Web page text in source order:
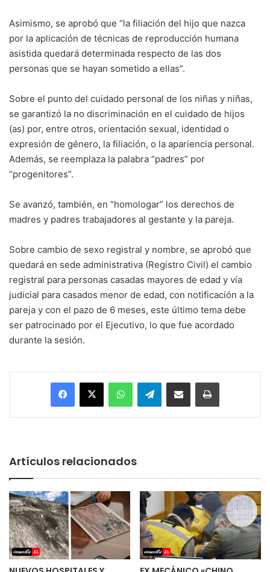
Asimismo, se aprobó que “la filiación del hijo que nazca
por la aplicación de técnicas de reproducción humana
asistida quedará determinada respecto de las dos
personas que se hayan sometido a ellas”.
Sobre el punto del cuidado personal de los niñas y niñas,
se garantizó la no discriminación en el cuidado de hijos
(as) por, entre otros, orientación sexual, identidad o
expresión de género, la filiación, o la apariencia personal.
Además, se reemplaza la palabra “padres” por
“progenitores”.
Se avanzó, también, en “homologar” los derechos de
madres y padres trabajadores al gestante y la pareja.
Sobre cambio de sexo registral y nombre, se aprobó que
quedará en sede administrativa (Registro Civil) el cambio
registral para personas casadas mayores de edad y vía
judicial para casados menor de edad, con notificación a la
pareja y con el pazo de 6 meses, este último tema debe
ser patrocinado por el Ejecutivo, lo que fue acordado
durante la sesión.
Facebook
X WhatsAppTelegramEnviar vía email Imprimir
Artículos relacionados